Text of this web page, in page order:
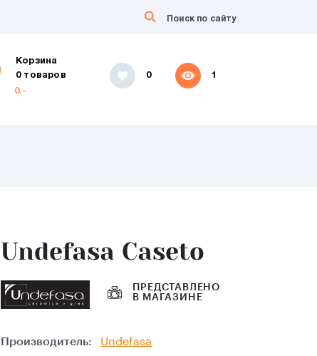
Корзина
0 товаров
0.-
0 1
Undefasa Caseto
ПРЕДСТАВЛЕНО
В МАГАЗИНЕ
Производитель: Undefasa